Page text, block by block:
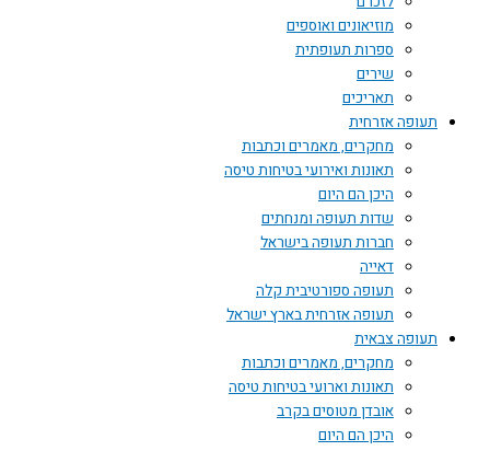
מוזיאונים ואוספים
ספרות תעופתית
שירים
תאריכים
תעופה אזרחית
מחקרים, מאמרים וכתבות
תאונות ואירועי בטיחות טיסה
היכן הם היום
שדות תעופה ומנחתים
חברות תעופה בישראל
דאייה
תעופה ספורטיבית קלה
תעופה אזרחית בארץ ישראל
תעופה צבאית
מחקרים, מאמרים וכתבות
תאונות וארועי בטיחות טיסה
אובדן מטוסים בקרב
היכן הם היום